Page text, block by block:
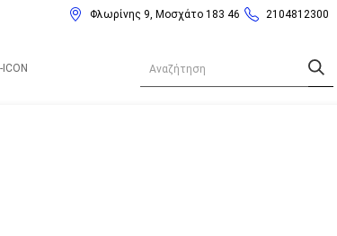
Φλωρίνης 9, Μοσχάτο 183 46 2104812300